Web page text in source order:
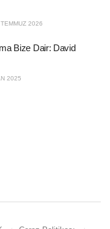
2026
Bize Dair: David
2025